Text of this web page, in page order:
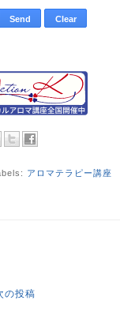
アロマテラピー講座
の投稿